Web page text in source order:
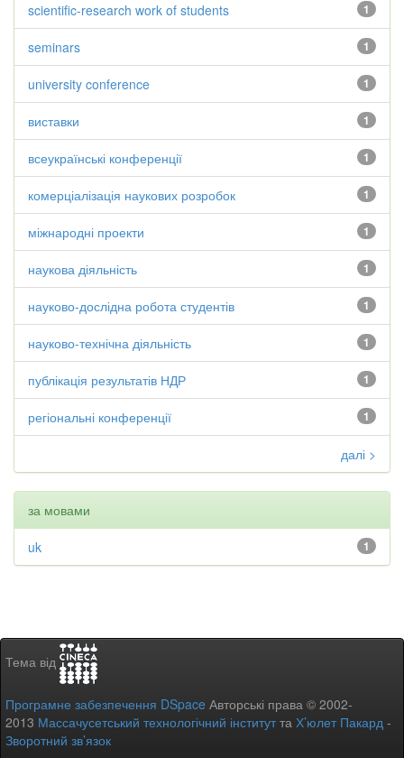
1
scientific-research work of students
1
seminars
1
university conference
1
виставки
1
всеукраїнські конференції
1
комерціалізація наукових розробок
1
міжнародні проекти
1
наукова діяльність
1
науково-дослідна робота студентів
1
науково-технічна діяльність
1
публікація результатів НДР
1
регіональні конференції
далі >
за мовами
1
uk
Тема від
Програмне забезпечення DSpace Авторські права © 2002-
2013 Массачусетський технологічний інститутта Х’юлет Пакард -
Зворотний зв’язок